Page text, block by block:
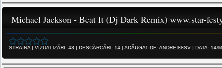
Michael Jackson - Beat It (Dj Dark Remix) www.star-
STRAINA| VIZUALIZĂRI: 48 | DESCĂRCĂRI: 14 | ADĂUGAT DE: ANDREI88SV | DATA: 14/